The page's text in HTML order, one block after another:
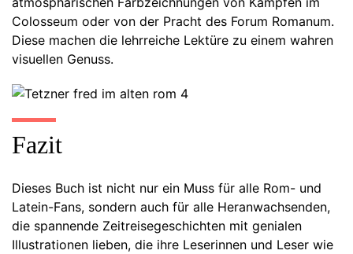
Colosseum oder von der Pracht des Forum Romanum.
Diese machen die lehrreiche Lektüre zu einem wahren
visuellen Genuss.
Fazit
Dieses Buch ist nicht nur ein Muss für alle Rom- und
Latein-Fans, sondern auch für alle Heranwachsenden,
die spannende Zeitreisegeschichten mit genialen
Illustrationen lieben, die ihre Leserinnen und Leser wie